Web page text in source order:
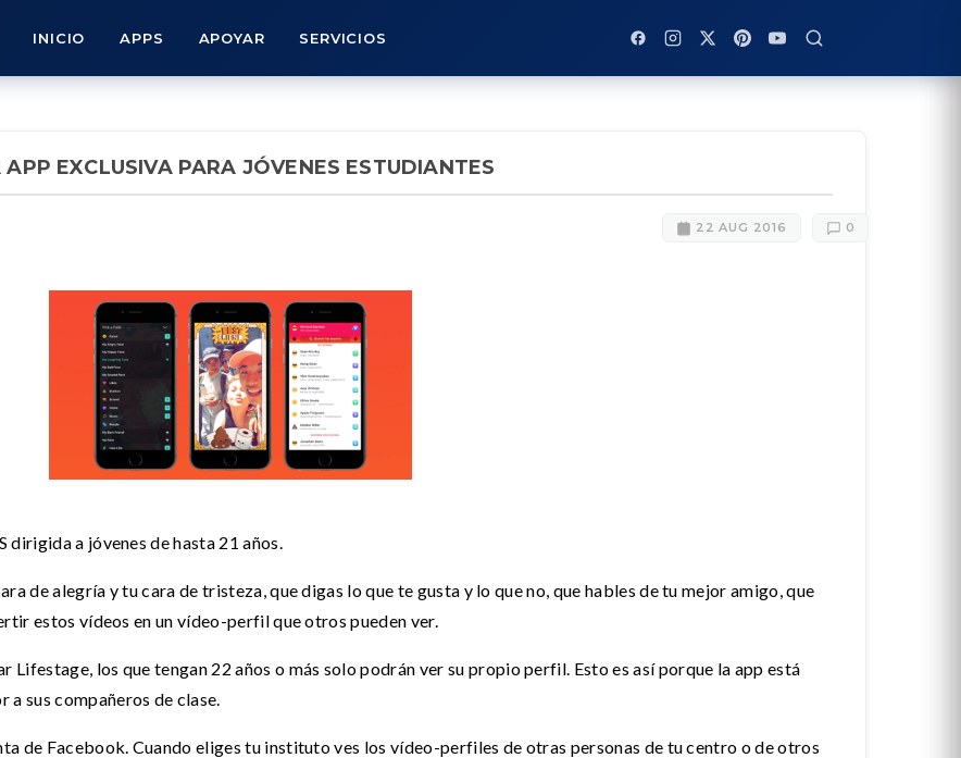
INICIO APPS APOYAR SERVICIOS
EXCLUSIVA PARA JÓVENES ESTUDIANTES
22 AUG 2016 0
dirigida a jóvenes de hasta 21 años.
de alegría y tu cara de tristeza, que digas lo que te gusta y lo que no, que hables de tu mejor amigo, que
estos vídeos en un vídeo-perfil que otros pueden ver.
Lifestage, los que tengan 22 años o más solo podrán ver su propio perfil. Esto es así porque la app está
a sus compañeros de clase.
de Facebook. Cuando eliges tu instituto ves los vídeo-perfiles de otras personas de tu centro o de otros